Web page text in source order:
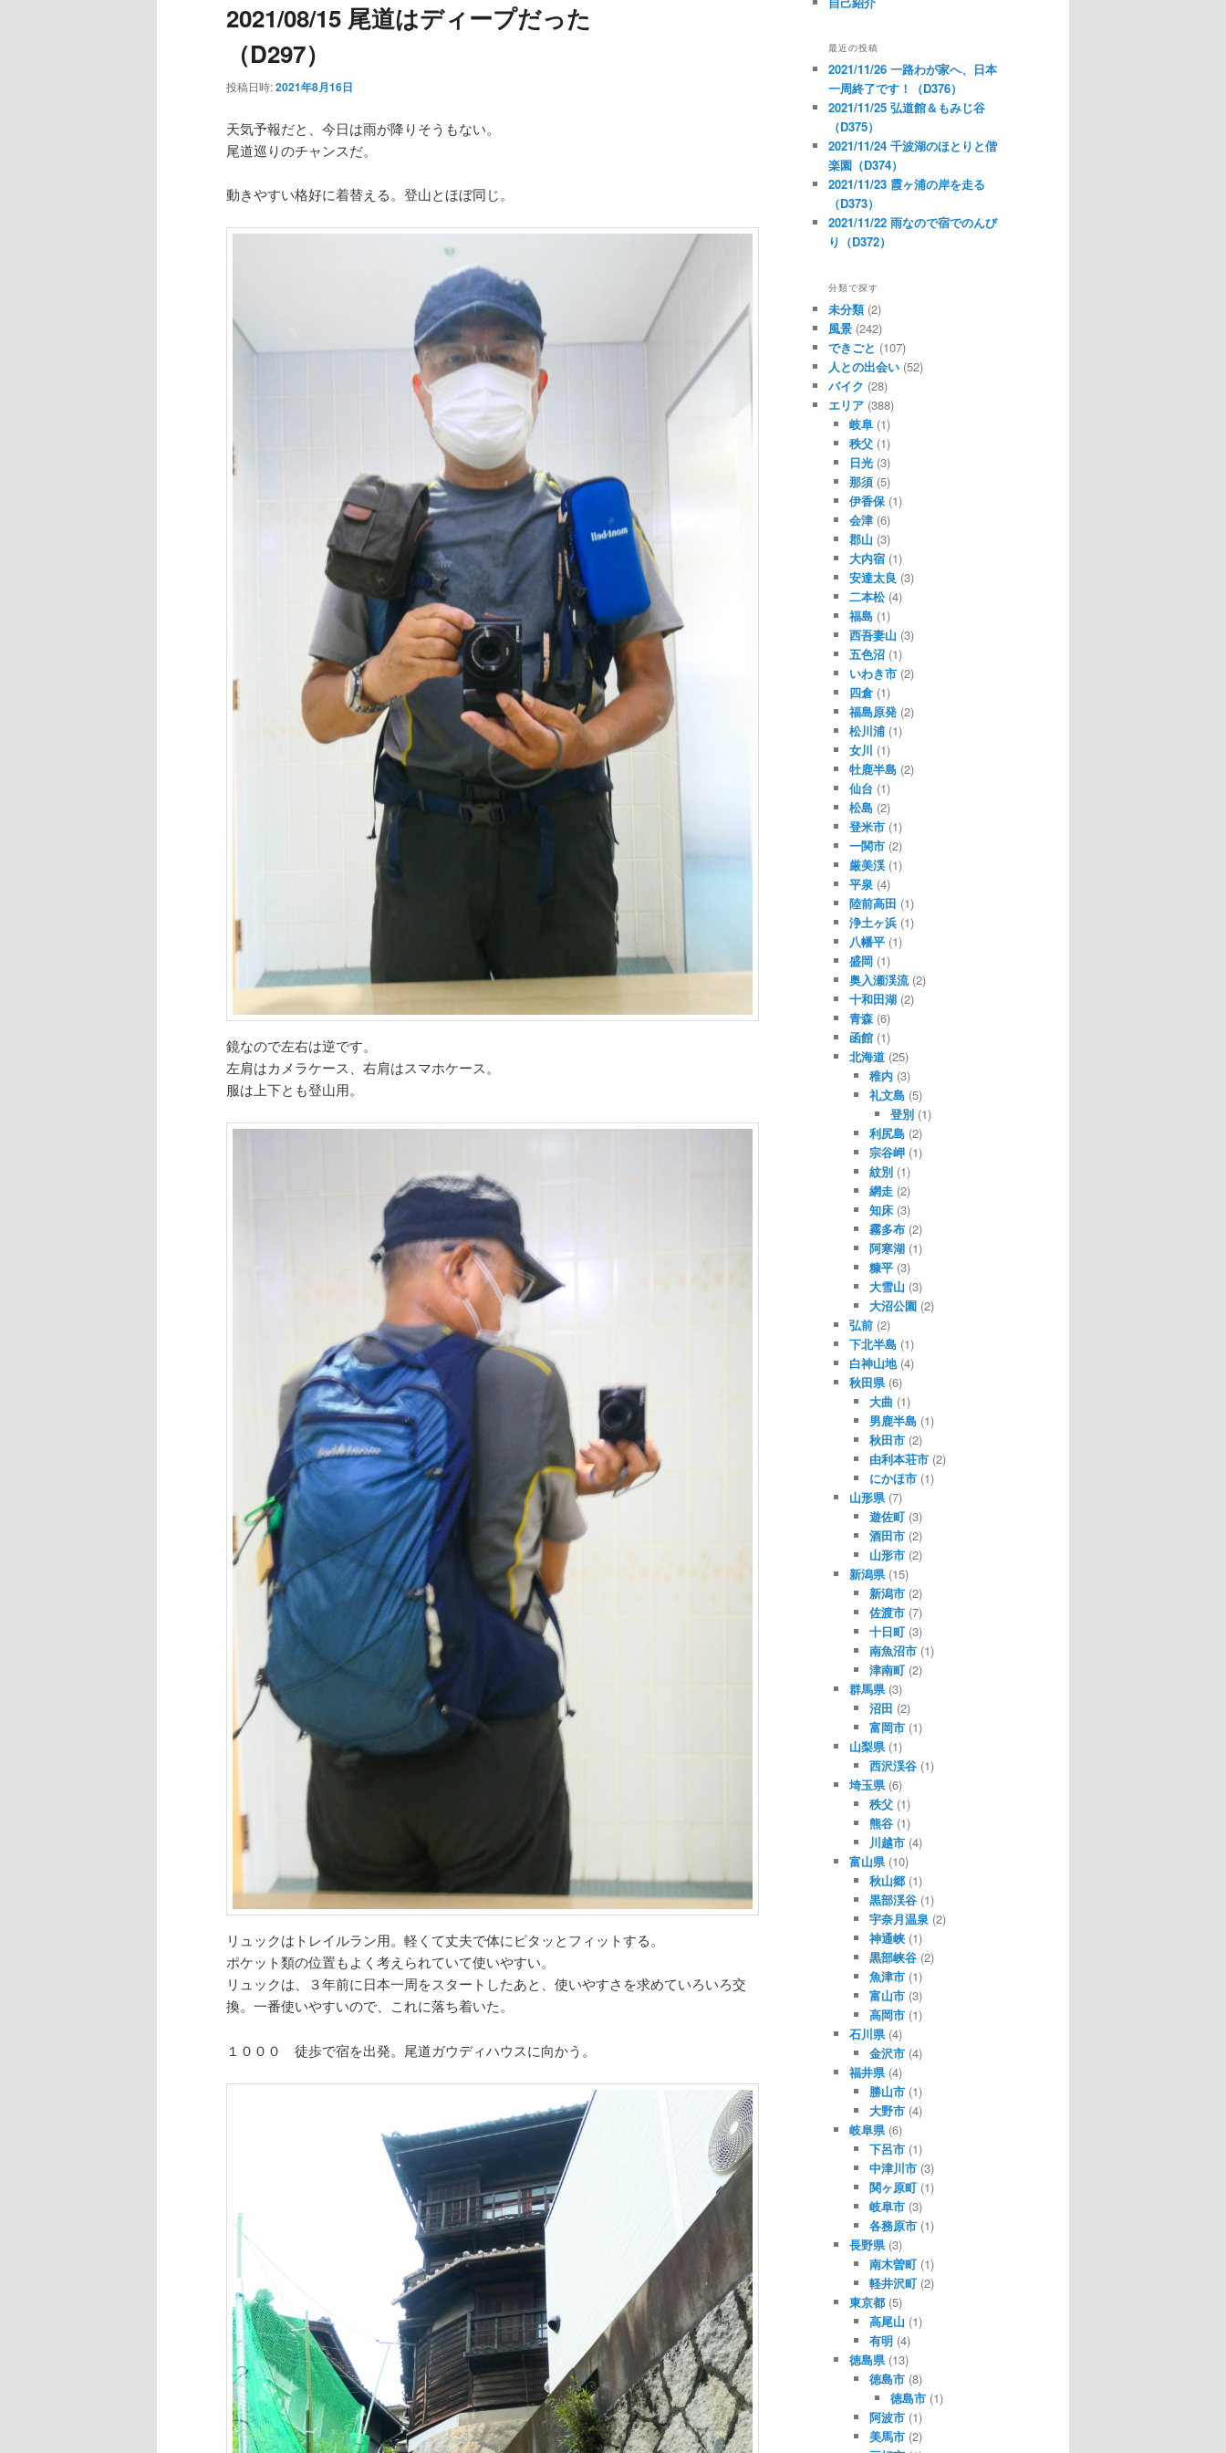
2021/08/15 尾道はディープだった
（D297）
投稿日時:2021年8月16日
天気予報だと、今日は雨が降りそうもない。
尾道巡りのチャンスだ。
動きやすい格好に着替える。登山とほぼ同じ。
鏡なので左右は逆です。
左肩はカメラケース、右肩はスマホケース。
服は上下とも登山用。
リュックはトレイルラン用。軽くて丈夫で体にピタッとフィットする。
ポケット類の位置もよく考えられていて使いやすい。
リュックは、３年前に日本一周をスタートしたあと、使いやすさを求めていろいろ交
換。一番使いやすいので、これに落ち着いた。
１０００ 徒歩で宿を出発。尾道ガウディハウスに向かう。
最近の投稿
2021/11/26 一路わが家へ、日本
一周終了です！（D376）
2021/11/25 弘道館＆もみじ谷
（D375）
2021/11/24 千波湖のほとりと偕
楽園（D374）
2021/11/23 霞ヶ浦の岸を走る
（D373）
2021/11/22 雨なので宿でのんび
り（D372）
分類で探す
未分類(2)
風景 (242)
できごと (107)
人との出会い (52)
バイク (28)
エリア (388)
岐阜(1)
秩父(1)
日光(3)
那須(5)
伊香保(1)
会津(6)
郡山 (3)
大内宿(1)
安達太良 (3)
二本松(4)
福島(1)
西吾妻山 (3)
五色沼(1)
いわき市(2)
四倉(1)
福島原発(2)
松川浦(1)
女川 (1)
牡鹿半島(2)
仙台 (1)
松島(2)
登米市(1)
一関市(2)
厳美渓(1)
平泉 (4)
陸前高田 (1)
浄土ヶ浜(1)
八幡平(1)
盛岡(1)
奥入瀬渓流(2)
十和田湖(2)
青森(6)
函館(1)
北海道(25)
稚内 (3)
礼文島 (5)
登別(1)
利尻島 (2)
宗谷岬 (1)
紋別 (1)
網走 (2)
知床 (3)
霧多布 (2)
阿寒湖 (1)
糠平 (3)
大雪山 (3)
大沼公園 (2)
弘前(2)
下北半島(1)
白神山地(4)
秋田県(6)
大曲 (1)
男鹿半島 (1)
秋田市 (2)
由利本荘市 (2)
にかほ市 (1)
山形県(7)
遊佐町 (3)
酒田市 (2)
山形市 (2)
新潟県(15)
新潟市 (2)
佐渡市 (7)
十日町 (3)
南魚沼市 (1)
津南町 (2)
群馬県(3)
沼田 (2)
富岡市 (1)
山梨県(1)
西沢渓谷 (1)
埼玉県(6)
秩父 (1)
熊谷 (1)
川越市 (4)
富山県(10)
秋山郷 (1)
黒部渓谷 (1)
宇奈月温泉 (2)
神通峡 (1)
黒部峡谷 (2)
魚津市 (1)
富山市 (3)
高岡市 (1)
石川県(4)
金沢市 (4)
福井県(4)
勝山市 (1)
大野市 (4)
岐阜県(6)
下呂市 (1)
中津川市 (3)
関ヶ原町 (1)
岐阜市 (3)
各務原市 (1)
長野県(3)
南木曽町 (1)
軽井沢町 (2)
東京都(5)
高尾山 (1)
有明 (4)
徳島県(13)
徳島市 (8)
徳島市(1)
阿波市 (1)
美馬市 (2)